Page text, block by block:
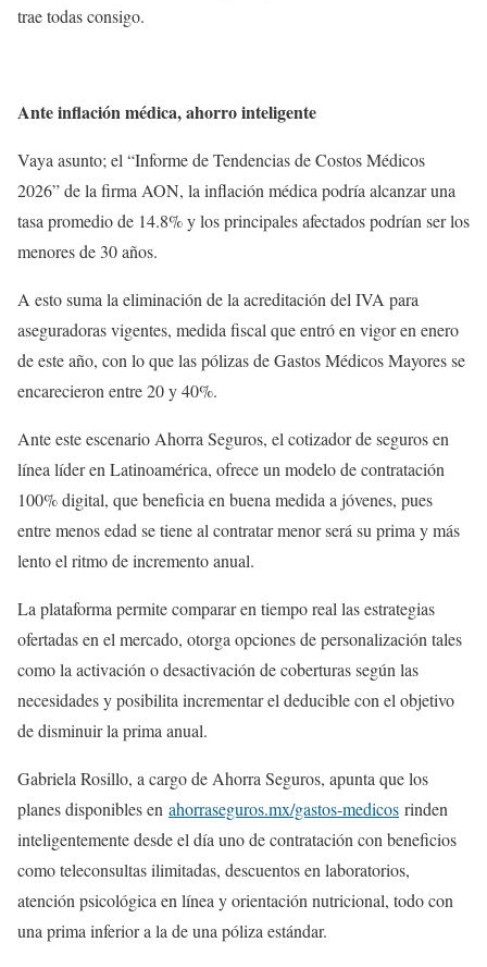
trae todas consigo.
Ante inflación médica, ahorro inteligente
Vaya asunto; el “Informe de Tendencias de Costos Médicos
2026” de la firma AON, la inflación médica podría alcanzar una
tasa promedio de 14.8% y los principales afectados podrían ser los
menores de 30 años.
A esto suma la eliminación de la acreditación del IVA para
aseguradoras vigentes, medida fiscal que entró en vigor en enero
de este año, con lo que las pólizas de Gastos Médicos Mayores se
encarecieron entre 20 y 40%.
Ante este escenario Ahorra Seguros, el cotizador de seguros en
línea líder en Latinoamérica, ofrece un modelo de contratación
100% digital, que beneficia en buena medida a jóvenes, pues
entre menos edad se tiene al contratar menor será su prima y más
lento el ritmo de incremento anual.
La plataforma permite comparar en tiempo real las estrategias
ofertadas en el mercado, otorga opciones de personalización tales
como la activación o desactivación de coberturas según las
necesidades y posibilita incrementar el deducible con el objetivo
de disminuir la prima anual.
Gabriela Rosillo, a cargo de Ahorra Seguros, apunta que los
planes disponibles en ahorraseguros.mx/gastos-medicos rinden
inteligentemente desde el día uno de contratación con beneficios
como teleconsultas ilimitadas, descuentos en laboratorios,
atención psicológica en línea y orientación nutricional, todo con
una prima inferior a la de una póliza estándar.